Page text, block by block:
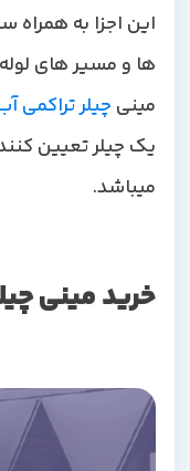
این اجزا به همراه
ها و مسیر های لوله
مینیچیلر تراکمی آب
یک چیلر تعیین
میباشد.
خرید مینی چیلر 6 تن هوا خنک